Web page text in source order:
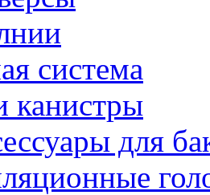
система
канистры
для